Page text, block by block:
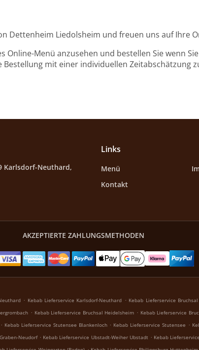
Dettenheim Liedolsheim und freuen uns auf Ihre
Online-Menü anzusehen und bestellen Sie wenn
Bestellung mit einer individuellen Zeitabschätzung
Karlsdorf-Neuthard,
Links
Menü
Kontakt
AKZEPTIERTE ZAHLUNGSMETHODEN
. Kebab Lieferservice Karlsdorf-Neuthard . Kebab Lieferservice
. Kebab Lieferservice Bruchsal Heidelsheim . Kebab Lieferservice
. Kebab Lieferservice Stutensee Blankenloch . Kebab Lieferservice Stutensee .
Neudorf . Kebab Lieferservice Ubstadt-Weiher Ubstadt . Kebab
.